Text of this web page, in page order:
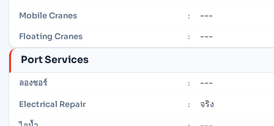
Mobile Cranes : ---
Floating Cranes : ---
Port Services
ลองชอร์ : ---
Electrical Repair : จริง